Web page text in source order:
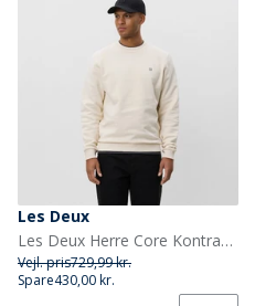
Les Deux
Les Deux Herre Core Kontrast Sweatshirt Ivory
Vejl. pris729,99 kr.
Spare430,00 kr.